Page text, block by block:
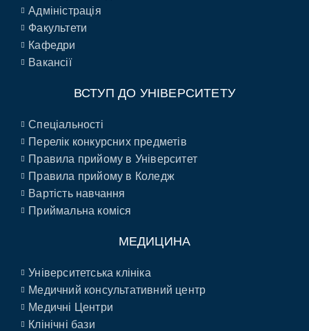
Адміністрація
Факультети
Кафедри
Вакансії
ВСТУП ДО УНІВЕРСИТЕТУ
Спеціальності
Перелік конкурсних предметів
Правила прийому в Університет
Правила прийому в Коледж
Вартість навчання
Приймальна коміся
МЕДИЦИНА
Університетська клініка
Медичний консультативний центр
Медичні Центри
Клінічні бази